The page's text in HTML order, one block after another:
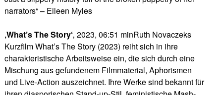
narrators“ – Eileen Myles
‚What’s The Story‘‚ 2023, 06:51 minRuth Novaczeks
Kurzfilm What’s The Story (2023) reiht sich in ihre
charakteristische Arbeitsweise ein, die sich durch eine
Mischung aus gefundenem Filmmaterial, Aphorismen
und Live-Action auszeichnet. Ihre Werke sind bekannt für